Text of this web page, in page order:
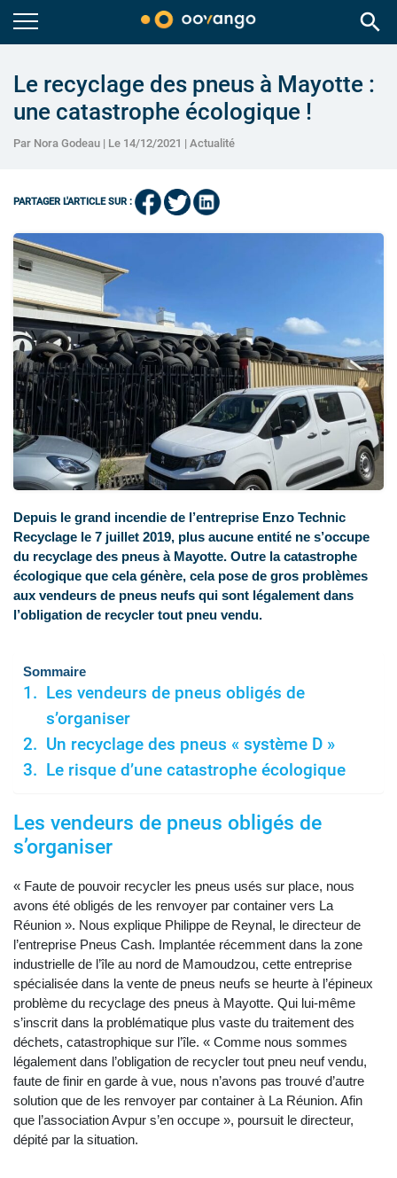
search
Le recyclage des pneus à Mayotte :
une catastrophe écologique !
Par Nora Godeau | Le 14/12/2021 | Actualité
PARTAGER L'ARTICLE SUR :
Depuis le grand incendie de l’entreprise Enzo Technic
Recyclage le 7 juillet 2019, plus aucune entité ne s’occupe
du recyclage des pneus à Mayotte. Outre la catastrophe
écologique que cela génère, cela pose de gros problèmes
aux vendeurs de pneus neufs qui sont légalement dans
l’obligation de recycler tout pneu vendu.
Sommaire
Les vendeurs de pneus obligés de
s’organiser
Un recyclage des pneus « système D »
Le risque d’une catastrophe écologique
Les vendeurs de pneus obligés de
s’organiser
« Faute de pouvoir recycler les pneus usés sur place, nous
avons été obligés de les renvoyer par container vers La
Réunion ». Nous explique Philippe de Reynal, le directeur de
l’entreprise Pneus Cash. Implantée récemment dans la zone
industrielle de l’île au nord de Mamoudzou, cette entreprise
spécialisée dans la vente de pneus neufs se heurte à l’épineux
problème du recyclage des pneus à Mayotte. Qui lui-même
s’inscrit dans la problématique plus vaste du traitement des
déchets, catastrophique sur l’île. « Comme nous sommes
légalement dans l’obligation de recycler tout pneu neuf vendu,
faute de finir en garde à vue, nous n’avons pas trouvé d’autre
solution que de les renvoyer par container à La Réunion. Afin
que l’association Avpur s’en occupe », poursuit le directeur,
dépité par la situation.